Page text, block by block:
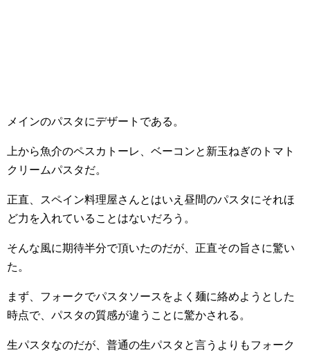
メインのパスタにデザートである。
上から魚介のペスカトーレ、ベーコンと新玉ねぎのトマト
クリームパスタだ。
正直、スペイン料理屋さんとはいえ昼間のパスタにそれほ
ど力を入れていることはないだろう。
そんな風に期待半分で頂いたのだが、正直その旨さに驚い
た。
まず、フォークでパスタソースをよく麺に絡めようとした
時点で、パスタの質感が違うことに驚かされる。
生パスタなのだが、普通の生パスタと言うよりもフォーク